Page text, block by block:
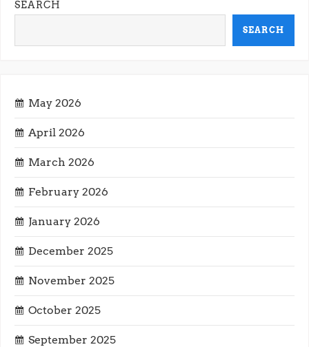
t
n
v
i
g
a
t
i
o
n
SEARCH
SEARCH
May 2026
April 2026
March 2026
February 2026
January 2026
December 2025
November 2025
October 2025
September 2025